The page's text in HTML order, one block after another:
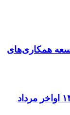
همکاری‌های
نتایج نهایی آزمون دکتری سال ۱۴۰۵ اواخر مرداد